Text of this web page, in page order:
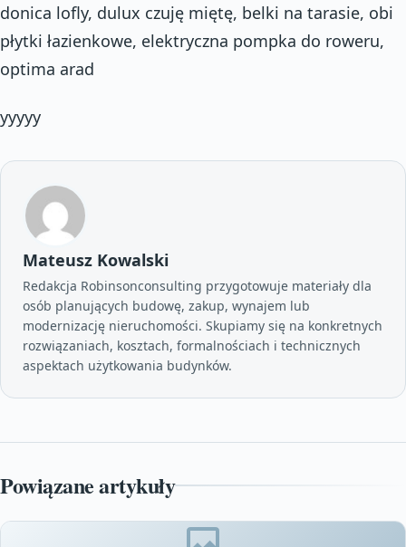
donica lofly, dulux czuję miętę, belki na tarasie, obi
płytki łazienkowe, elektryczna pompka do roweru,
optima arad
yyyyy
Mateusz Kowalski
Redakcja Robinsonconsulting przygotowuje materiały dla
osób planujących budowę, zakup, wynajem lub
modernizację nieruchomości. Skupiamy się na konkretnych
rozwiązaniach, kosztach, formalnościach i technicznych
aspektach użytkowania budynków.
Powiązane artykuły